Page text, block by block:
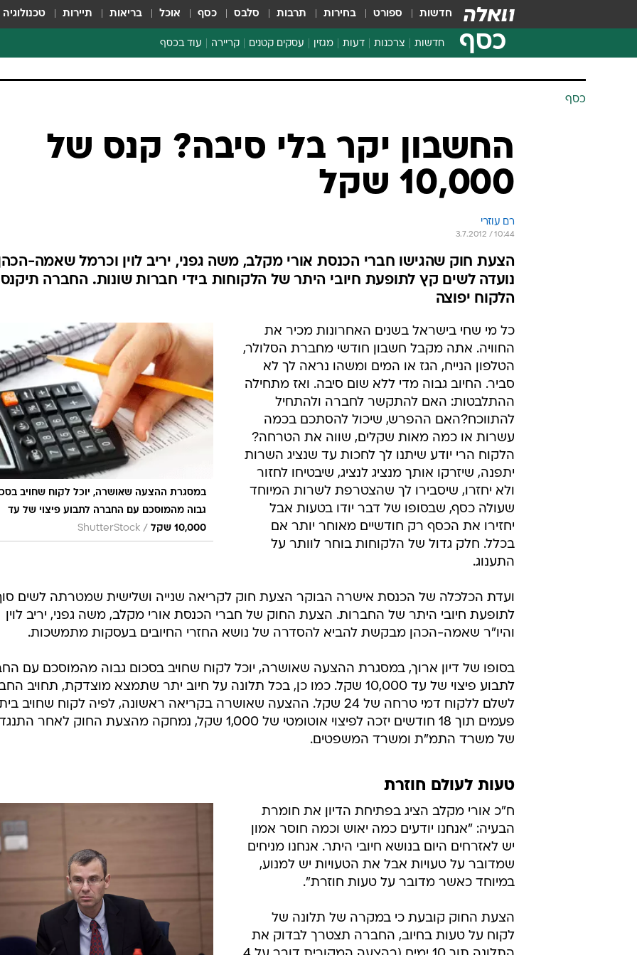
חדשות ספורט בחירות תרבות סלבס כסף אוכל בריאות תיירות טכנולוגיה
כסף חדשות צרכנות
צרכנות פיננסית
דעות מגזין עסקים קטנים קריירה עוד בכסף
קריפטו
ספורט ביזנס
כסף
החשבון יקר בלי סיבה? קנס של
10,000 שקל
רם עוזרי
3.7.2012 / 10:44
הצעת חוק שהגישו חברי הכנסת אורי מקלב, משה גפני, יריב לוין וכרמל שאמה-
נועדה לשים קץ לתופעת חיובי היתר של הלקוחות בידי חברות שונות. החברה
הלקוח יפוצה
במסגרת ההצעה שאושרה, יוכל לקוח שחויב
גבוה מהמוסכם עם החברה לתבוע פיצוי של עד
10,000 שקל
/
ShutterStock
כל מי שחי בישראל בשנים האחרונות מכיר את
החוויה. אתה מקבל חשבון חודשי מחברת הסלולר,
הטלפון הנייח, הגז או המים ומשהו נראה לך לא
סביר. החיוב גבוה מדי ללא שום סיבה. ואז מתחילה
ההתלבטות: האם להתקשר לחברה ולהתחיל
להתווכח?האם ההפרש, שיכול להסתכם בכמה
עשרות או כמה מאות שקלים, שווה את הטרחה?
הלקוח הרי יודע שיתנו לך לחכות עד שנציג השרות
יתפנה, שיזרקו אותך מנציג לנציג, שיבטיחו לחזור
ולא יחזרו, שיסבירו לך שהצטרפת לשרות המיוחד
שעולה כסף, שבסופו של דבר יודו בטעות אבל
יחזירו את הכסף רק חודשיים מאוחר יותר אם
בכלל. חלק גדול של הלקוחות בוחר לוותר על
התענוג.
ועדת הכלכלה של הכנסת אישרה הבוקר הצעת חוק לקריאה שנייה ושלישית שמטרתה לשים
לתופעת חיובי היתר של החברות. הצעת החוק של חברי הכנסת אורי מקלב, משה גפני, יריב לוין
והיו"ר שאמה-הכהן מבקשת להביא להסדרה של נושא החזרי החיובים בעסקות מתמשכות.
בסופו של דיון ארוך, במסגרת ההצעה שאושרה, יוכל לקוח שחויב בסכום גבוה מהמוסכם עם
לתבוע פיצוי של עד 10,000 שקל. כמו כן, בכל תלונה על חיוב יתר שתמצא מוצדקת, תחויב
פעמים תוך 18 חודשים יזכה לפיצוי אוטומטי של 1,000 שקל, נמחקה מהצעת החוק לאחר
של משרד התמ"ת ומשרד המשפטים.
טעות לעולם חוזרת
ח"כ אורי מקלב הציג בפתיחת הדיון את חומרת
הבעיה: "אנחנו יודעים כמה יאוש וכמה חוסר אמון
יש לאזרחים היום בנושא חיובי היתר. אנחנו מניחים
שמדובר על טעויות אבל את הטעויות יש למנוע,
במיוחד כאשר מדובר על טעות חוזרת".
הצעת החוק קובעת כי במקרה של תלונה של
לקוח על טעות בחיוב, החברה תצטרך לבדוק את